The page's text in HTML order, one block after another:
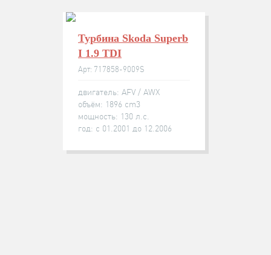
Турбина Skoda Superb
I 1.9 TDI
Арт: 717858-9009S
двигатель: AFV / AWX
объём: 1896 cm3
мощность: 130 л.с.
год: с 01.2001 до 12.2006